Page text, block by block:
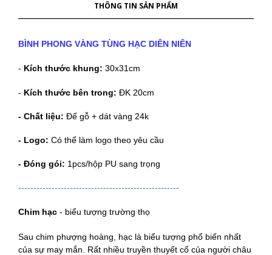
THÔNG TIN SẢN PHẨM
BÌNH PHONG VÀNG TÙNG HẠC DIÊN NIÊN
- Kích thước khung: 30x31cm
- Kích thước bên trong: ĐK 20cm
- Chất liệu: Đế gỗ + dát vàng 24k
- Logo: Có thể làm logo theo yêu cầu
- Đóng gói: 1pcs/hộp PU sang trọng
-----------------------------------------------------
Chim hạc - biểu tượng trường thọ
Sau chim phượng hoàng, hạc là biểu tượng phổ biến nhất
của sự may mắn. Rất nhiều truyền thuyết cổ của người châu